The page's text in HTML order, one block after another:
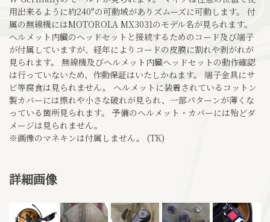
用出来るように約240°の可動域がありズムーズに可動します。 付
属の無線機にはMOTOROLA MX3031のモデル名が見られます。
ヘルメット内臓のヘッドセットと接続するためのコード及び端子
が付属していますが、経年によりコードの皮膜に割れや剥がれが
見られます。 無線機及びヘルメット内臓ヘッドセットの動作確認
は行っていないため、作動保証はいたしかねます。 端子金具にサ
ビ等腐食は見られません。 ヘルメットに装着されているコットン
製カバーには擦れや小さな破れが見られ、一部パターンが薄くな
っている箇所見られます。 予備のヘルメット・カバーには殆どダ
メージは見られません。
※画像のマネキンは付属しません。 (TK)
詳細画像